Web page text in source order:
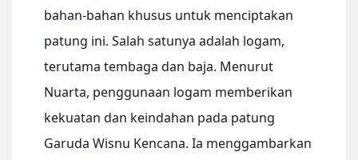
bahan-bahan khusus untuk menciptakan
patung ini. Salah satunya adalah logam,
terutama tembaga dan baja. Menurut
Nuarta, penggunaan logam memberikan
kekuatan dan keindahan pada patung
Garuda Wisnu Kencana. Ia menggambarkan